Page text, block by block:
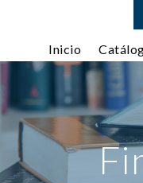
Inicio